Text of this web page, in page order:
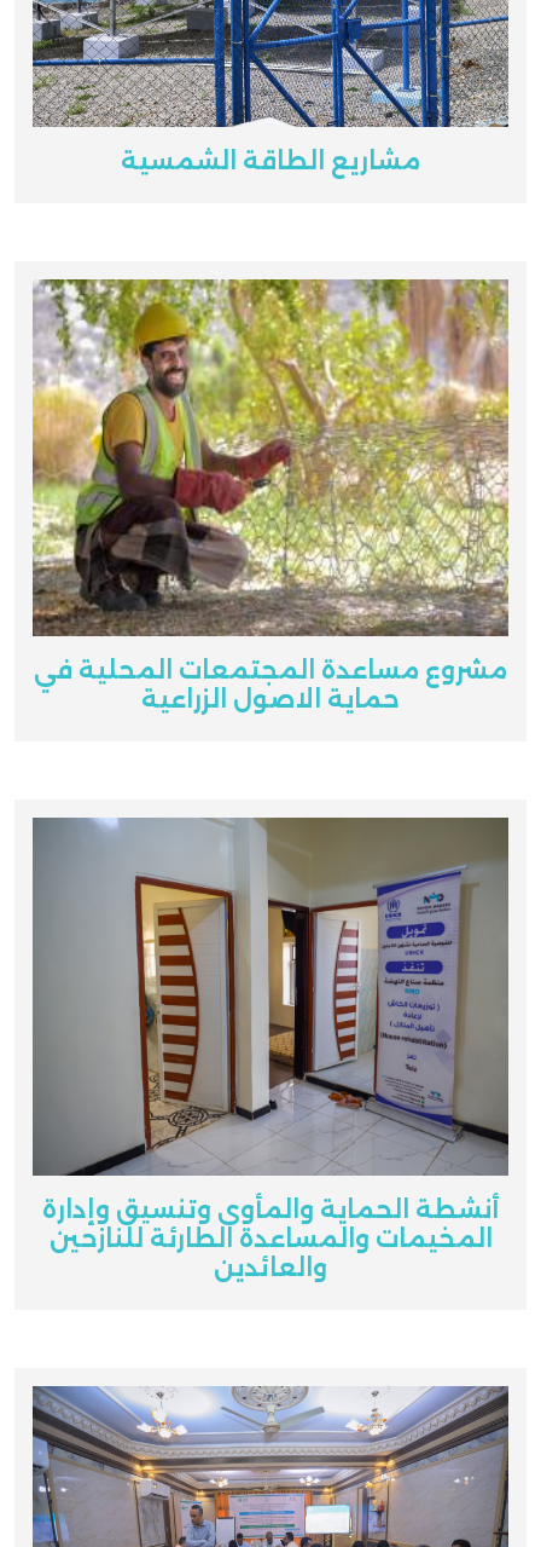
مشاريع الطاقة الشمسية
مشروع مساعدة المجتمعات المحلية في
حماية الاصول الزراعية
أنشطة الحماية والمأوى وتنسيق وإدارة
المخيمات والمساعدة الطارئة للنازحين
والعائدين